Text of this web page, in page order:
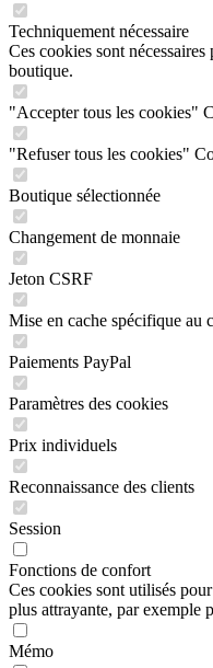
Techniquement nécessaire
Ces cookies sont
boutique.
"Accepter tous les cookies"
"Refuser tous les cookies"
Boutique sélectionnée
Changement de monnaie
Jeton CSRF
Mise en cache spécifique au
Paiements PayPal
Paramètres des cookies
Prix individuels
Reconnaissance des clients
Session
Fonctions de confort
Ces cookies sont utilisés
plus attrayante, par exemple
Mémo